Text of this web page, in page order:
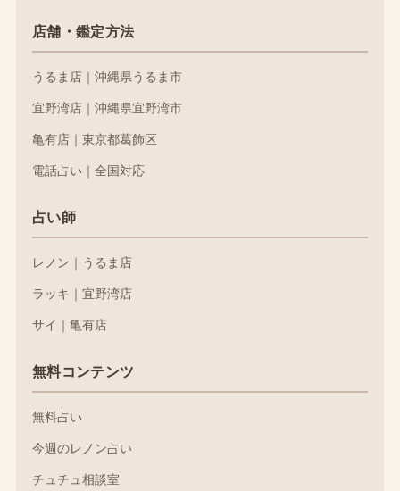
店舗・鑑定方法
うるま店｜沖縄県うるま市
宜野湾店｜沖縄県宜野湾市
亀有店｜東京都葛飾区
電話占い｜全国対応
占い師
レノン｜うるま店
ラッキ｜宜野湾店
サイ｜亀有店
無料コンテンツ
無料占い
今週のレノン占い
チュチュ相談室